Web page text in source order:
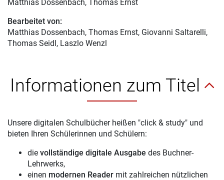
Matthias Dossenbach, Thomas Ernst
Bearbeitet von:
Matthias Dossenbach, Thomas Ernst, Giovanni Saltarelli,
Thomas Seidl, Laszlo Wenzl
Informationen zum Titel
Unsere digitalen Schulbücher heißen "click & study" und
bieten Ihren Schülerinnen und Schülern:
die vollständige digitale Ausgabe des Buchner-
Lehrwerks,
einen modernen Reader mit zahlreichen nützlichen